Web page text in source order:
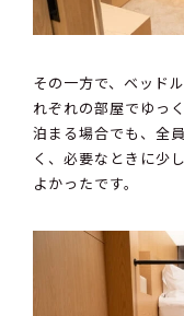
その一方で、ベッド
れぞれの部屋でゆっ
泊まる場合でも、全
く、必要なときに少
よかったです。